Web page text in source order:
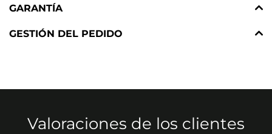
GARANTÍA
GESTIÓN DEL PEDIDO
Valoraciones de los clientes